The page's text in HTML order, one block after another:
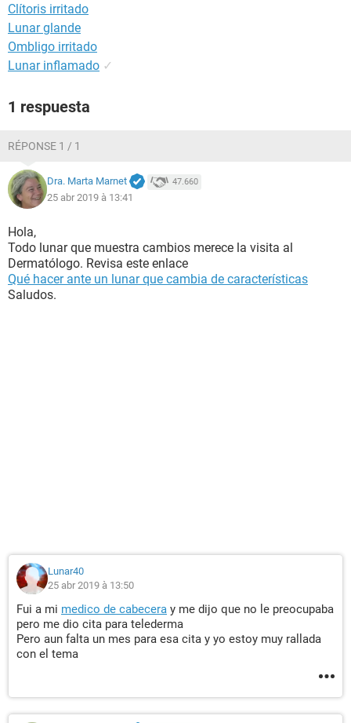
Clítoris irritado
Lunar glande
Ombligo irritado
Lunar inflamado ✓
1 respuesta
RÉPONSE 1 / 1
Dra. Marta Marnet 47.660
25 abr 2019 à 13:41
Hola,
Todo lunar que muestra cambios merece la visita al
Dermatólogo. Revisa este enlace
Qué hacer ante un lunar que cambia de características
Saludos.
Lunar40
25 abr 2019 à 13:50
Fui a mi medico de cabecera y me dijo que no le preocupaba
pero me dio cita para telederma
Pero aun falta un mes para esa cita y yo estoy muy rallada
con el tema